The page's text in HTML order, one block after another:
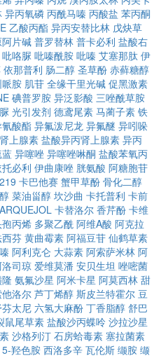
异丙氧磷 丙酰马嗪 丙酸盐 苯丙酮
乙酸丙酯 异丙安替比林 戊炔草
阿片碱 普罗替林 普卡必利 盐酸右
吡咯脲 吡嗪酰胺 吡嗪 艾塞那肽 伊
依那普利 肠二醇 圣草酚 赤藓糖醇
胺 肌苷 全缘干里光碱 促黑激素
碘普罗胺 异泛影酸 三唑酰草胺
光引发剂 德鸢尾素 马蔺子素 铁
酸酯 异氟泼尼龙 异氟醚 异吲哚
上腺素 盐酸异丙肾上腺素 异丙
异噻唑 异噻唑啉酮 盐酸苯氧丙
必利 伊曲康唑 胱氨酸 阿糖胞苷
卡巴他赛 蟹甲草酚 骨化二醇
菜油甾醇 坎沙曲 卡托普利 卡前
卡替洛尔 香芹酚 卡维
丙烯 多聚乙酰 阿维A酸 阿克拉
芬 黄曲霉素 阿福豆苷 仙鹤草素
阿利克仑 大蒜素 阿索萨米林 阿
司琼 爱维莫潘 安贝生坦 唑嘧菌
氨氟沙星 阿米卡星 阿莫西林 甜
洛尔 芦丁烯醇 斯皮兰特霍尔 豆
太尼 六氢大麻酚 丁香脂醇 舒巴
鼠尾草素 盐酸沙丙蝶呤 沙拉沙星
沙格列汀 石房蛤毒素 塞拉菌素
5-羟色胺 西洛多辛 瓦伦斯 缬胺 缬